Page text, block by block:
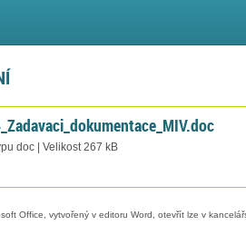
doc | Velikost 267 kB
Office, vytvořený v editoru Word, otevřít lze v